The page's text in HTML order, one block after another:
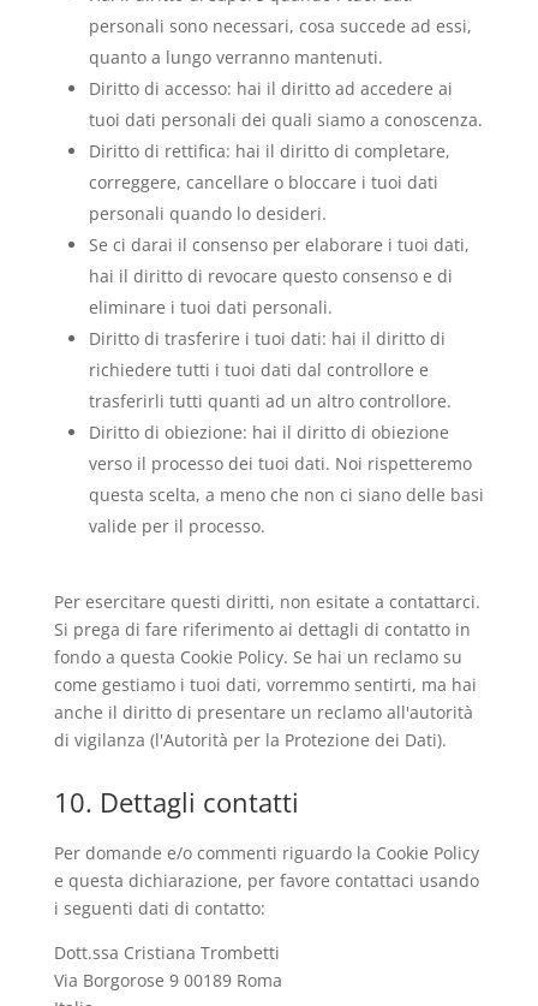
personali sono necessari, cosa succede ad essi,
quanto a lungo verranno mantenuti.
Diritto di accesso: hai il diritto ad accedere ai
tuoi dati personali dei quali siamo a conoscenza.
Diritto di rettifica: hai il diritto di completare,
correggere, cancellare o bloccare i tuoi dati
personali quando lo desideri.
Se ci darai il consenso per elaborare i tuoi dati,
hai il diritto di revocare questo consenso e di
eliminare i tuoi dati personali.
Diritto di trasferire i tuoi dati: hai il diritto di
richiedere tutti i tuoi dati dal controllore e
trasferirli tutti quanti ad un altro controllore.
Diritto di obiezione: hai il diritto di obiezione
verso il processo dei tuoi dati. Noi rispetteremo
questa scelta, a meno che non ci siano delle basi
valide per il processo.
Per esercitare questi diritti, non esitate a contattarci.
Si prega di fare riferimento ai dettagli di contatto in
fondo a questa Cookie Policy. Se hai un reclamo su
come gestiamo i tuoi dati, vorremmo sentirti, ma hai
anche il diritto di presentare un reclamo all'autorità
di vigilanza (l'Autorità per la Protezione dei Dati).
10. Dettagli contatti
Per domande e/o commenti riguardo la Cookie Policy
e questa dichiarazione, per favore contattaci usando
i seguenti dati di contatto:
Dott.ssa Cristiana Trombetti
Via Borgorose 9 00189 Roma